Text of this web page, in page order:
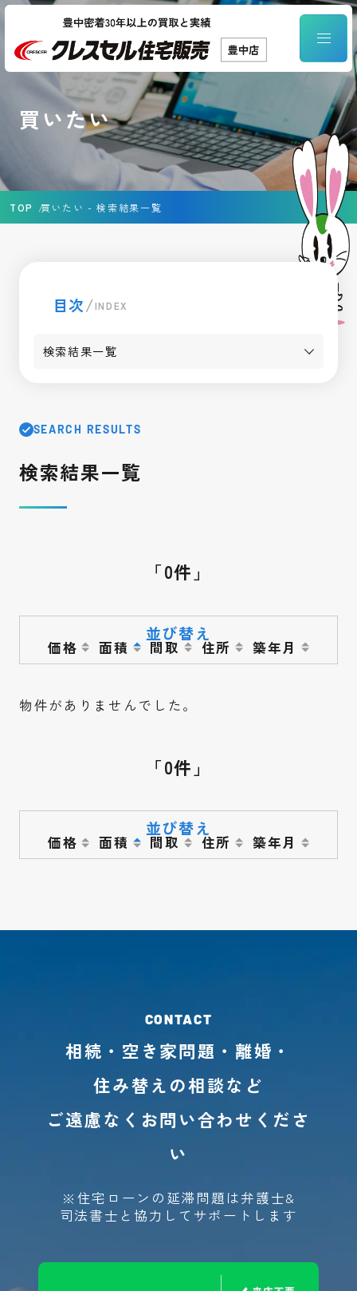
買いたい
TOP 買いたい - 検索結果一覧
目次/INDEX
検索結果一覧
SEARCH RESULTS
検索結果一覧
「0件」
並び替え
価格 面積 間取 住所 築年月
物件がありませんでした。
「0件」
並び替え
価格 面積 間取 住所 築年月
相続・空き家問題・離婚・
住み替えの相談など
ご遠慮なくお問い合わせくださ
い
※住宅ローンの延滞問題は弁護士&
司法書士と協力してサポートします